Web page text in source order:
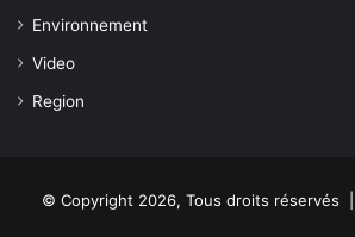
Environnement
Video
Region
© Copyright 2026, Tous droits réservés |